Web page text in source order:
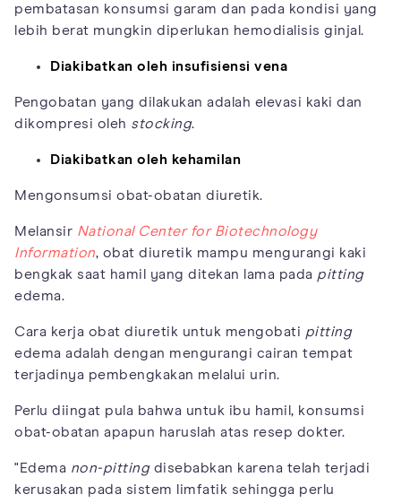
pembatasan konsumsi garam dan pada kondisi yang
lebih berat mungkin diperlukan hemodialisis ginjal.
Diakibatkan oleh insufisiensi vena
Pengobatan yang dilakukan adalah elevasi kaki dan
dikompresi oleh stocking.
Diakibatkan oleh kehamilan
Mengonsumsi obat-obatan diuretik.
Melansir National Center for Biotechnology
Information, obat diuretik mampu mengurangi kaki
bengkak saat hamil yang ditekan lama pada pitting
edema.
Cara kerja obat diuretik untuk mengobati pitting
edema adalah dengan mengurangi cairan tempat
terjadinya pembengkakan melalui urin.
Perlu diingat pula bahwa untuk ibu hamil, konsumsi
obat-obatan apapun haruslah atas resep dokter.
"Edema non-pittingdisebabkan karena telah terjadi
kerusakan pada sistem limfatik sehingga perlu